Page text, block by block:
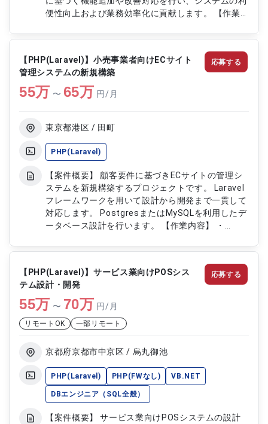
便性向上および業務効率化に貢献します。 【作業
・PHPを用いた機能改修および新規機能開発 ・業務
要件に基づく設計および実装対応 ・画面およびバ
ックエンドの機能開発 ・データベース操作および
SQLの実装対応 ・テスト実施および不具合修正対応
・改修内容に関する動作確認および検証対応
【PHP(Laravel)】小売事業者向けECサイト
管理システムの新規構築
55万 〜 65万 円/月
東京都港区 / 田町
PHP(Laravel)
【案件概要】 顧客要件に基づきECサイトの管理シ
ステムを新規構築するプロジェクトです。 Laravel
フレームワークを用いて設計から開発まで一貫して
対応します。 PostgresまたはMySQLを利用したデ
ータベース設計を行います。 【作業内容】 ・
商品管理や注文管理など管理システム機能の実装
・PostgresまたはMySQLによるデータベース設計
および構築 ・外部システムとのAPI連携開発および
テスト実施
応募する
【PHP(Laravel)】サービス業向けPOSシス
テム設計・開発
55万 〜 70万 円/月
リモートOK 一部リモート
京都府京都市中京区 / 烏丸御池
PHP(Laravel) PHP(FWなし) VB.NET
DBエンジニア（SQL全般）
【案件概要】 サービス業向けPOSシステムの設計
応募する